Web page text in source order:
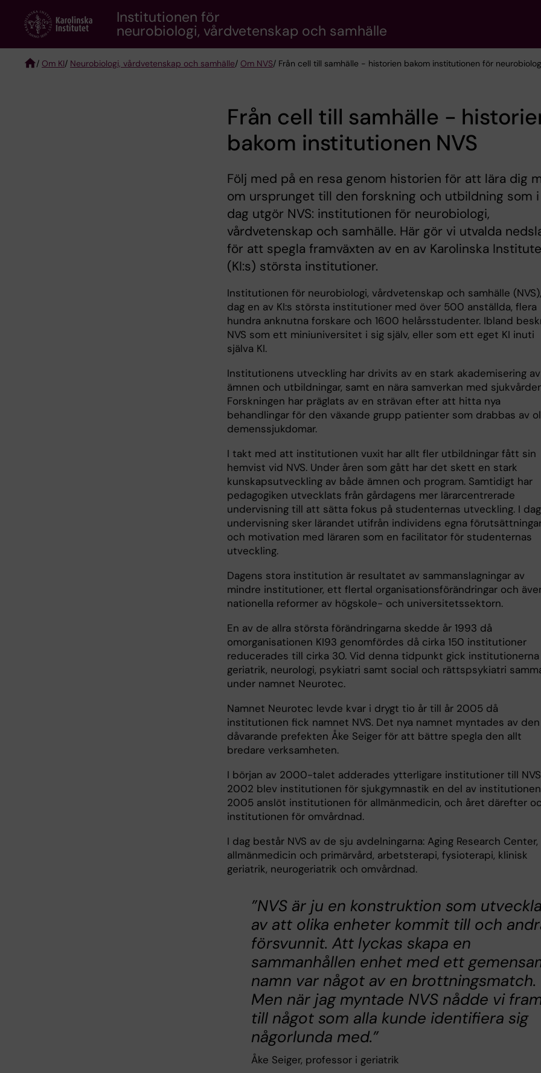
content
Institutionen för
neurobiologi, vårdvetenskap och samhälle
/ Om KI/ Neurobiologi, vårdvetenskap och samhälle/ Om NVS/ Från cell till samhälle - historien bakom institutionen för
Från cell till samhälle -
bakom institutionen NVS
Följ med på en resa genom historien för att lära dig
om ursprunget till den forskning och utbildning som i
dag utgör NVS: institutionen för neurobiologi,
vårdvetenskap och samhälle. Här gör vi utvalda
för att spegla framväxten av en av Karolinska
(KI:s) största institutioner.
Institutionen för neurobiologi, vårdvetenskap och samhälle
dag en av KI:s största institutioner med över 500 anställda, flera
hundra anknutna forskare och 1600 helårsstudenter. Ibland
NVS som ett miniuniversitet i sig själv, eller som ett eget KI inuti
själva KI.
Institutionens utveckling har drivits av en stark akademisering av
ämnen och utbildningar, samt en nära samverkan med
Forskningen har präglats av en strävan efter att hitta nya
behandlingar för den växande grupp patienter som drabbas av
demenssjukdomar.
I takt med att institutionen vuxit har allt fler utbildningar fått sin
hemvist vid NVS. Under åren som gått har det skett en stark
kunskapsutveckling av både ämnen och program. Samtidigt har
pedagogiken utvecklats från gårdagens mer lärarcentrerade
undervisning till att sätta fokus på studenternas utveckling. I
undervisning sker lärandet utifrån individens egna
och motivation med läraren som en facilitator för studenternas
utveckling.
Dagens stora institution är resultatet av sammanslagningar av
mindre institutioner, ett flertal organisationsförändringar och
nationella reformer av högskole- och universitetssektorn.
En av de allra största förändringarna skedde år 1993 då
omorganisationen KI93 genomfördes då cirka 150 institutioner
reducerades till cirka 30. Vid denna tidpunkt gick
geriatrik, neurologi, psykiatri samt social och rättspsykiatri
under namnet Neurotec.
Namnet Neurotec levde kvar i drygt tio år till år 2005 då
institutionen fick namnet NVS. Det nya namnet myntades av den
dåvarande prefekten Åke Seiger för att bättre spegla den allt
bredare verksamheten.
I början av 2000-talet adderades ytterligare institutioner till
2002 blev institutionen för sjukgymnastik en del av
2005 anslöt institutionen för allmänmedicin, och året därefter
institutionen för omvårdnad.
I dag består NVS av de sju avdelningarna: Aging Research Center,
allmänmedicin och primärvård, arbetsterapi, fysioterapi, klinisk
geriatrik, neurogeriatrik och omvårdnad.
”NVS är ju en konstruktion som
av att olika enheter kommit till och
försvunnit. Att lyckas skapa en
sammanhållen enhet med ett
namn var något av en brottningsmatch.
Men när jag myntade NVS nådde vi
till något som alla kunde identifiera sig
någorlunda med.”
Åke Seiger, professor i geriatrik